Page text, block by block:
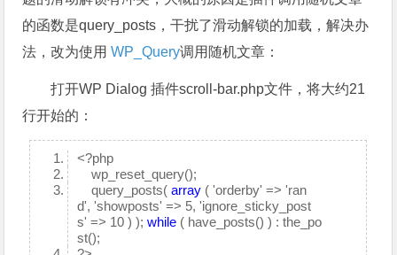
的函数是query_posts，干扰了滑动解锁的加载，解决办
法，改为使用WP_Query调用随机文章：
打开WP Dialog 插件scroll-bar.php文件，将大约21
行开始的：
<?php
wp_reset_query();
query_posts(array ( 'orderby' => 'ran
d', 'showposts' => 5, 'ignore_sticky_post
s' => 10 ) );while ( have_posts() ) : the_po
st();